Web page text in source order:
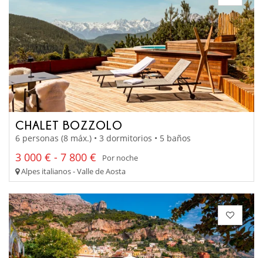
CHALET BOZZOLO
6 personas (8 máx.) • 3 dormitorios • 5 baños
3 000 € - 7 800 €
Por noche
Alpes italianos - Valle de Aosta